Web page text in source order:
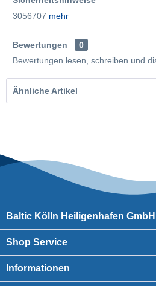
3056707 mehr
Bewertungen
0
Bewertungen lesen, schreiben und
Ähnliche Artikel
Baltic Kölln Heiligenhafen GmbH
Shop Service
Informationen